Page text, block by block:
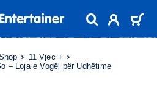
11 Vjec +
– Loja e Vogël për Udhëtime